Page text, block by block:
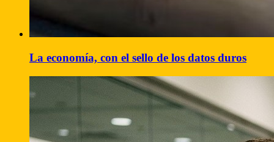
La economía, con el sello de los datos duros